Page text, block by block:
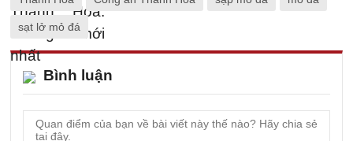
sạt lở mỏ đá
Bình luận